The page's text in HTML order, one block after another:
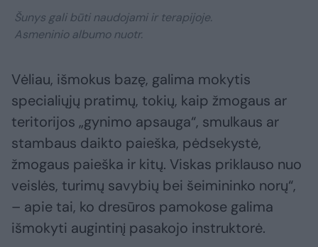
Šunys gali būti naudojami ir terapijoje.
Asmeninio albumo nuotr.
Vėliau, išmokus bazę, galima mokytis
specialiųjų pratimų, tokių, kaip žmogaus ar
teritorijos „gynimo apsauga“, smulkaus ar
stambaus daikto paieška, pėdsekystė,
žmogaus paieška ir kitų. Viskas priklauso nuo
veislės, turimų savybių bei šeimininko norų“,
– apie tai, ko dresūros pamokose galima
išmokyti augintinį pasakojo instruktorė.